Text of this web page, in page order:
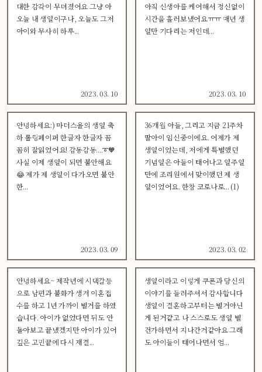
대한 감각이 무뎌졌어요 그냥 아
오늘 내 생일이구나, 오늘도 그저
아이와 무사히 하루...
2023. 03. 10
아직 신생아를 케어해서 정신없이
시간을 흘러보냈어요ㅠㅠ 매년 생
일만 기다리는 저인데...
2023. 03. 10
안녕하세요:) 마더스올의 생일 축
하 롤링페이퍼 한글자 한글자 꼼
꼼히 잘읽었어요! 감동감동....➰🧡
사실 이제 생일이 되면 불안해요
😂 제가 제 생일이 다가오면 불안
한...
2023. 03. 09
36개월 아들, 그리고 지금 21주차
딸아이 임신중이에요. 어제가 제
생일이었는데, 저에게 특별했던
기념일은 아들이 태어나고 일주일
만에 조리원에서 맞이했던 제 생
일이었어요. 한창 코로나로... (1)
2023. 03. 02
안녕하세요~ 제작년에 시댁갈등
으로 남편과 불화가 생겨 이혼접
수를 하고 1년 가까이 별거를 하였
습니다. 아이가 없었다면 뒤도 안
돌아보고 끝냈겠지만 아이가 있어
깊은 고민끝에 다시 재결...
생일이라고 이렇게 쿠폰과 당신의
이야기를 들려주셔서 감사합니다
생일이 결혼하고부터는 별거아닌
게 된거같고 나 스스로도 생일 별
건가하면서 지나간거같아요 그래
도 아이들이 태어나면서 엄...